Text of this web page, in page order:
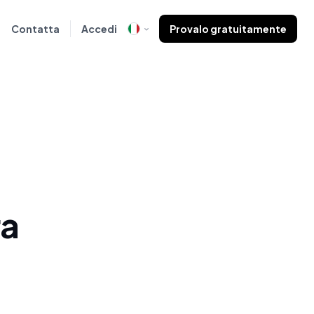
Contatta Accedi Provalo gratuitamente